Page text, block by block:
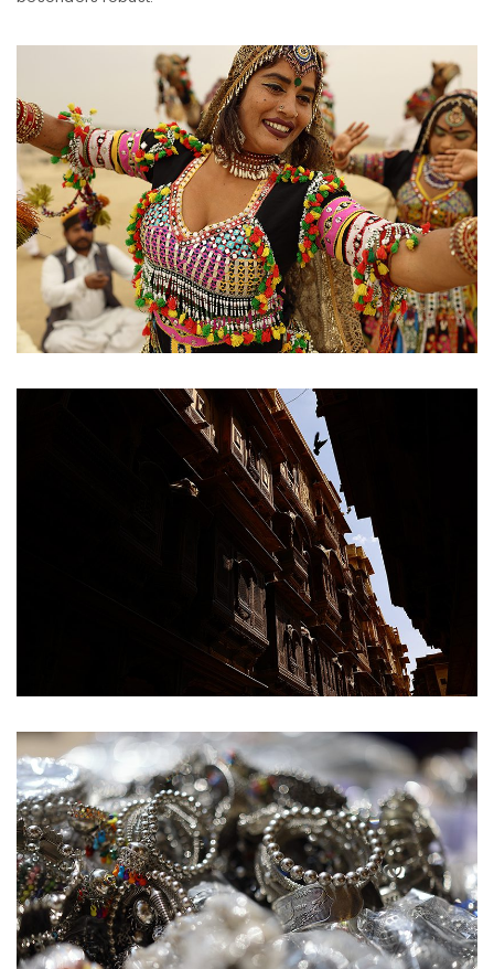
Anmeldeformular geschützt durchWP Captcha
Angemeldet bleiben
ANMELDEN
PASSWORT VERGESSEN?
Ein Link zum Erstellen eines neuen Passworts wird an
deine E-Mail-Adresse gesendet.
NEWSLETTER ABONNIEREN
Please select all the ways you would like to hear from
Ich stimme zu
Ja, ich möchte ein Kundenkonto eröffnen und
akzeptiere dieDatenschutzerklärung. *
REGISTRIEREN